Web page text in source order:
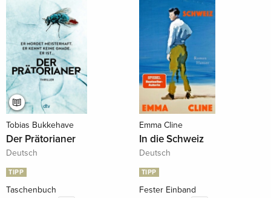
Tobias Bukkehave
Der Prätorianer
Deutsch
TIPP
Taschenbuch
Emma Cline
In die Schweiz
Deutsch
TIPP
Fester Einband